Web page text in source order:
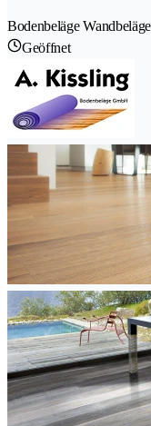
Bodenbeläge
Geöffnet